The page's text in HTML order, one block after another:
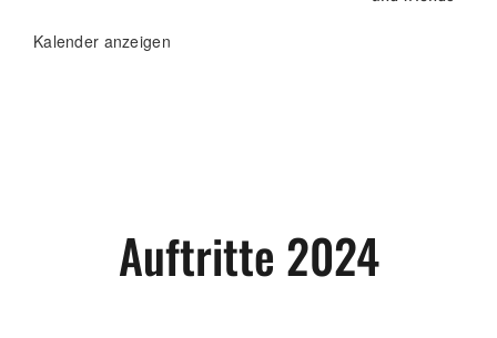
Kalender anzeigen
Auftritte 2024